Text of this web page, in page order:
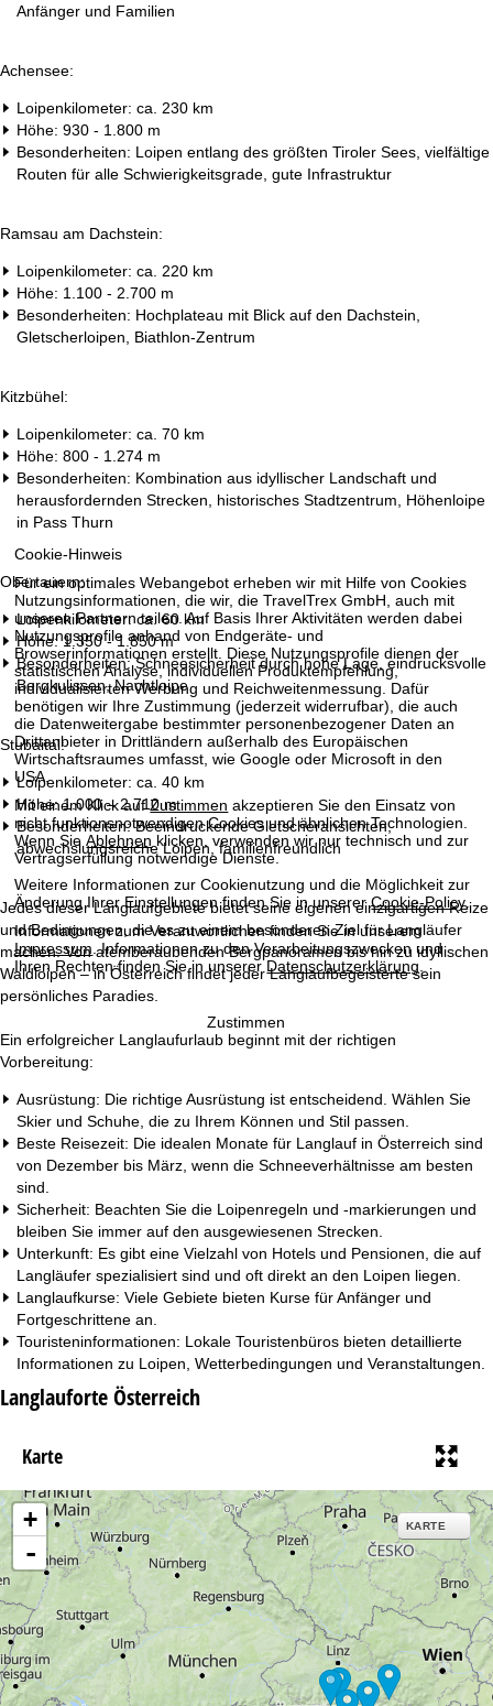
Cookie-Hinweis
Für ein optimales Webangebot erheben wir mit Hilfe von Cookies
Nutzungsinformationen, die wir, die TravelTrex GmbH, auch mit
unseren Partnern teilen. Auf Basis Ihrer Aktivitäten werden dabei
Nutzungsprofile anhand von Endgeräte- und
Browserinformationen erstellt. Diese Nutzungsprofile dienen der
statistischen Analyse, individuellen Produktempfehlung,
individualisierten Werbung und Reichweitenmessung. Dafür
benötigen wir Ihre Zustimmung (jederzeit widerrufbar), die auch
die Datenweitergabe bestimmter personenbezogener Daten an
Drittanbieter in Drittländern außerhalb des Europäischen
Wirtschaftsraumes umfasst, wie Google oder Microsoft in den
USA.
Mit einem Klick aufZustimmen akzeptieren Sie den Einsatz von
nicht funktionsnotwendigen Cookies und ähnlichen Technologien.
Wenn SieAblehnen klicken, verwenden wir nur technisch und zur
Vertragserfüllung notwendige Dienste.
Weitere Informationen zur Cookienutzung und die Möglichkeit zur
Änderung Ihrer Einstellungen finden Sie in unsererCookie-Policy.
Informationen zum Verantwortlichen finden Sie in unserem
Impressum . Informationen zu den Verarbeitungszwecken und
Ihren Rechten finden Sie in unsererDatenschutzerklärung
Zustimmen
Anfänger und Familien
Achensee:
Loipenkilometer: ca. 230 km
Höhe: 930 - 1.800 m
Besonderheiten: Loipen entlang des größten Tiroler Sees, vielfältige
Routen für alle Schwierigkeitsgrade, gute Infrastruktur
Ramsau am Dachstein:
Loipenkilometer: ca. 220 km
Höhe: 1.100 - 2.700 m
Besonderheiten: Hochplateau mit Blick auf den Dachstein,
Gletscherloipen, Biathlon-Zentrum
Kitzbühel:
Loipenkilometer: ca. 70 km
Höhe: 800 - 1.274 m
Besonderheiten: Kombination aus idyllischer Landschaft und
herausfordernden Strecken, historisches Stadtzentrum, Höhenloipe
in Pass Thurn
Obertauern:
Loipenkilometer: ca. 60 km
Höhe: 1.350 - 1.850 m
Besonderheiten: Schneesicherheit durch hohe Lage, eindrucksvolle
Bergkulissen, Nachtloipe
Stubaital:
Loipenkilometer: ca. 40 km
Höhe: 1.000 – 2.710 m
Besonderheiten: Beeindruckende Gletscheransichten,
abwechslungsreiche Loipen, familienfreundlich
Jedes dieser Langlaufgebiete bietet seine eigenen einzigartigen Reize
und Bedingungen, die es zu einem besonderen Ziel für Langläufer
machen. Von atemberaubenden Bergpanoramen bis hin zu idyllischen
Waldloipen – in Österreich findet jeder Langlaufbegeisterte sein
persönliches Paradies.
Ein erfolgreicher Langlaufurlaub beginnt mit der richtigen
Vorbereitung:
Ausrüstung: Die richtige Ausrüstung ist entscheidend. Wählen Sie
Skier und Schuhe, die zu Ihrem Können und Stil passen.
Beste Reisezeit: Die idealen Monate für Langlauf in Österreich sind
von Dezember bis März, wenn die Schneeverhältnisse am besten
sind.
Sicherheit: Beachten Sie die Loipenregeln und -markierungen und
bleiben Sie immer auf den ausgewiesenen Strecken.
Unterkunft: Es gibt eine Vielzahl von Hotels und Pensionen, die auf
Langläufer spezialisiert sind und oft direkt an den Loipen liegen.
Langlaufkurse: Viele Gebiete bieten Kurse für Anfänger und
Fortgeschrittene an.
Touristeninformationen: Lokale Touristenbüros bieten detaillierte
Informationen zu Loipen, Wetterbedingungen und Veranstaltungen.
Langlauforte Österreich
Karte
+
-
KARTE